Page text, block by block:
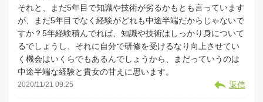
それと、まだ5年目で知識や技術が劣るかもとも言っています
が、まだ5年目でなく経験がどれも中途半端だからじゃないで
すか？5年経験積んでれば、知識や技術はしっかり身について
るでしょうし、それに自分で研修を受けるなり向上させてい
く機会はいくらでもあるんでしょうから、まだっていうのは
中途半端な経験と貴女の甘えに思います。
2020/11/21 09:25 返信